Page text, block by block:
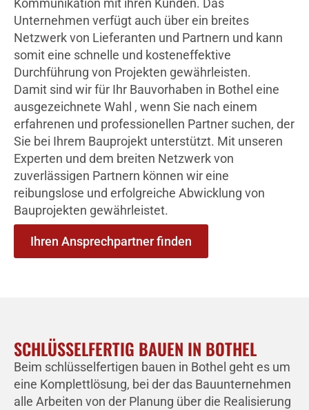
Kommunikation mit ihren Kunden. Das
Unternehmen verfügt auch über ein breites
Netzwerk von Lieferanten und Partnern und kann
somit eine schnelle und kosteneffektive
Durchführung von Projekten gewährleisten.
Damit sind wir für Ihr Bauvorhaben in Bothel eine
ausgezeichnete Wahl , wenn Sie nach einem
erfahrenen und professionellen Partner suchen, der
Sie bei Ihrem Bauprojekt unterstützt. Mit unseren
Experten und dem breiten Netzwerk von
zuverlässigen Partnern können wir eine
reibungslose und erfolgreiche Abwicklung von
Bauprojekten gewährleistet.
Ihren Ansprechpartner finden
SCHLÜSSELFERTIG BAUEN IN BOTHEL
Beim schlüsselfertigen bauen in Bothel geht es um
eine Komplettlösung, bei der das Bauunternehmen
alle Arbeiten von der Planung über die Realisierung